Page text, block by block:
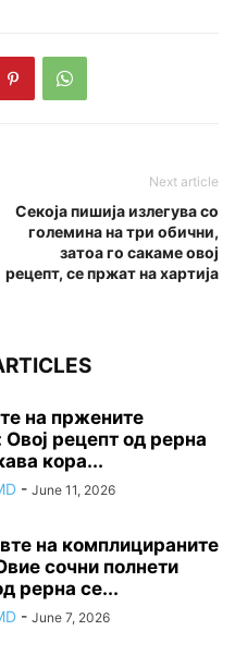
Next article
Секоја пишија излегува со
големина на три обични,
затоа го сакаме овој
рецепт, се пржат на хартија
на пржените
Овој рецепт од рерна
кора...
- June 11, 2026
на комплицираните
сочни полнети
рерна се...
- June 7, 2026